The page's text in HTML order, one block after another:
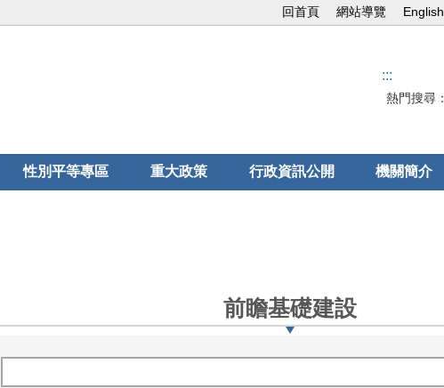
回首頁 網站導覽 English
:::
熱門搜尋：
性別平等專區 重大政策 行政資訊公開 機關簡介
前瞻基礎建設